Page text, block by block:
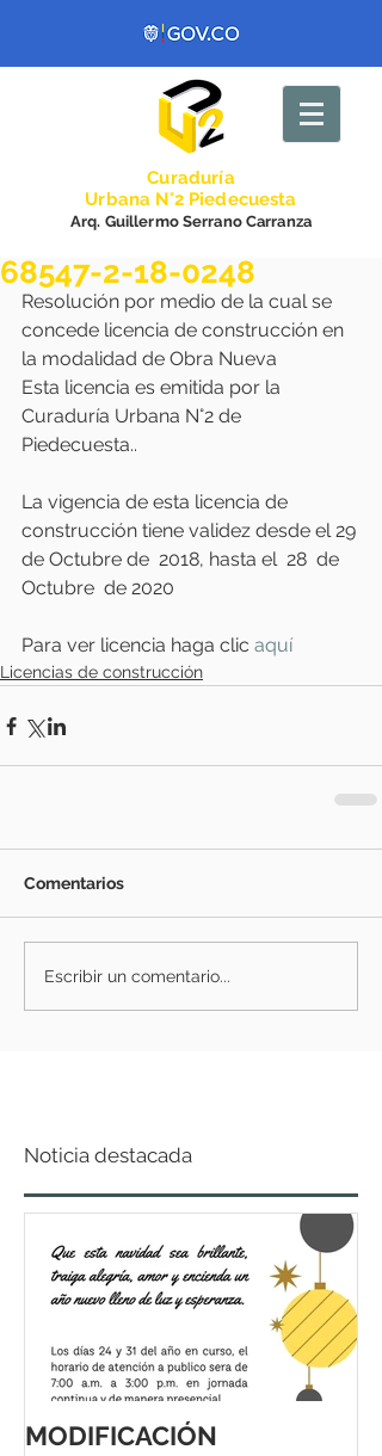
Curaduría
Urbana N°2 Piedecuesta
Arq. Guillermo Serrano Carranza
68547-2-18-0248
Resolución por medio de la cual se
concede licencia de construcción en
la modalidad de Obra Nueva
Esta licencia es emitida por la
Curaduría Urbana N°2 de
Piedecuesta..
La vigencia de esta licencia de
construcción tiene validez desde el 29
de Octubre de  2018, hasta el  28  de
Octubre  de 2020
Para ver licencia haga clic aquí
Licencias de construcción
Comentarios
Escribir un comentario...
Noticia destacada
MODIFICACIÓN